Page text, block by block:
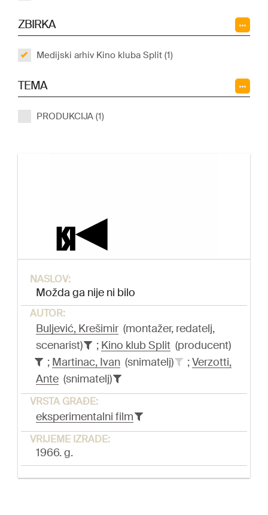
ZBIRKA
Medijski arhiv Kino kluba Split (1)
TEMA
PRODUKCIJA (1)
NASLOV:
Možda ga nije ni bilo
AUTOR:
Buljević, Krešimir (montažer, redatelj,
scenarist)
; Kino klub Split (producent)
; Martinac, Ivan (snimatelj) ;Verzotti,
Ante (snimatelj)
VRSTA GRAĐE:
eksperimentalni film
VRIJEME IZRADE:
1966. g.